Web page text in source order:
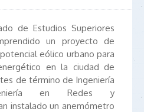
de Estudios Superiores
un proyecto de
eólico urbano para
en la ciudad de
de término de Ingeniería
en Redes y
instalado un anemómetro